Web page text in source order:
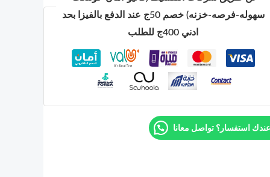
سهوله-فرصه-خزنه) خصم 50ج عند الدفع بالفيزا بحد
ادني 400ج للطلب
استفسار؟ تواصل معانا